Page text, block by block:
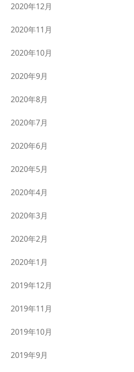
2020年12月
2020年11月
2020年10月
2020年9月
2020年8月
2020年7月
2020年6月
2020年5月
2020年4月
2020年3月
2020年2月
2020年1月
2019年12月
2019年11月
2019年10月
2019年9月